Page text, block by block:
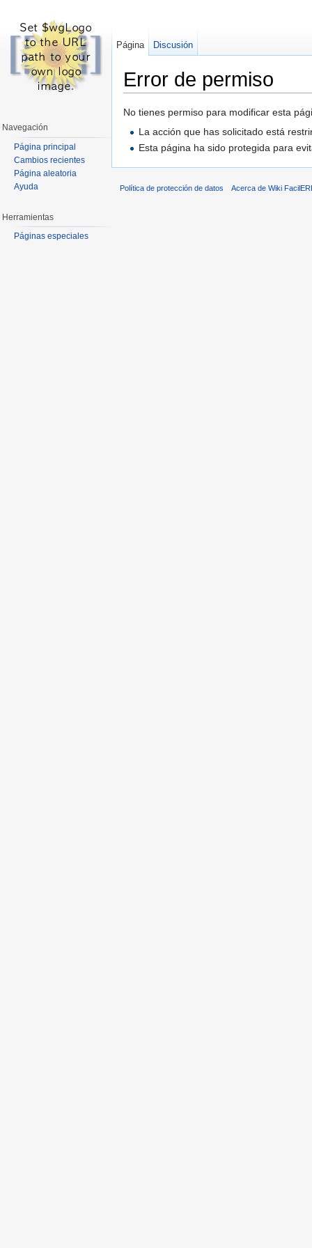
Error de permiso
No tienes permiso para modificar esta
La acción que has solicitado está
Esta página ha sido protegida para
Página Discusión
Navegación
Página principal
Cambios recientes
Página aleatoria
Ayuda
Herramientas
Páginas especiales
Política de protección de datos Acerca de Wiki